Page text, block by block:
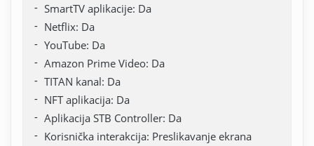
SmartTV aplikacije: Da
Netflix: Da
YouTube: Da
Amazon Prime Video: Da
TITAN kanal: Da
NFT aplikacija: Da
Aplikacija STB Controller: Da
Korisnička interakcija: Preslikavanje ekrana